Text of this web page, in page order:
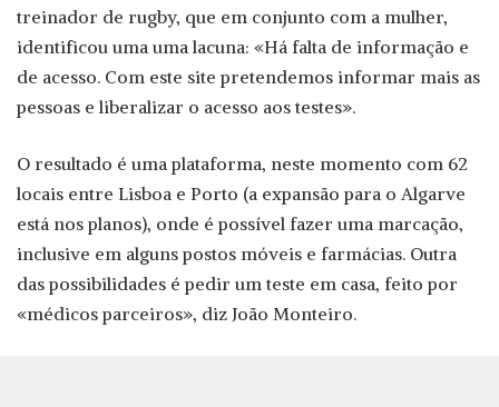
treinador de rugby, que em conjunto com a mulher,
identificou uma uma lacuna: «Há falta de informação e
de acesso. Com este site pretendemos informar mais as
pessoas e liberalizar o acesso aos testes».
O resultado é uma plataforma, neste momento com 62
locais entre Lisboa e Porto (a expansão para o Algarve
está nos planos), onde é possível fazer uma marcação,
inclusive em alguns postos móveis e farmácias. Outra
das possibilidades é pedir um teste em casa, feito por
«médicos parceiros», diz João Monteiro.